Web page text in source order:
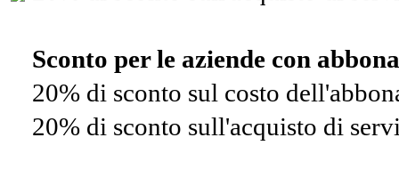
Sconto per le aziende con
20% di sconto sul costo
20% di sconto sull'acquisto di